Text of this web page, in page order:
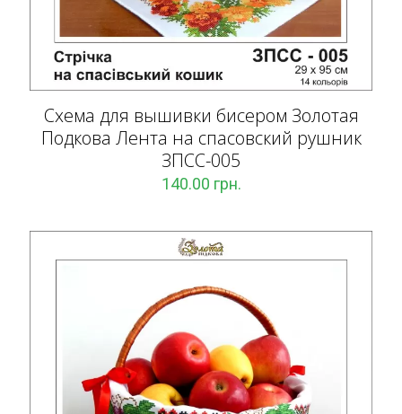
Схема для вышивки бисером Золотая
Подкова Лента на спасовский рушник
ЗПCC-005
140.00 грн.